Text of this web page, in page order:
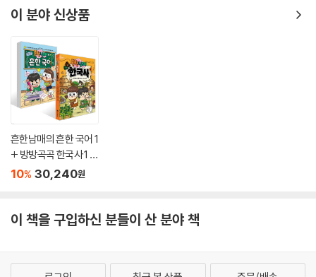
이 분야 신상품
흔한남매의 흔한 국어 1
+ 방방곡곡 한국사 1 세
트
10% 30,240원
이 책을 구입하신 분들이 산 분야 책